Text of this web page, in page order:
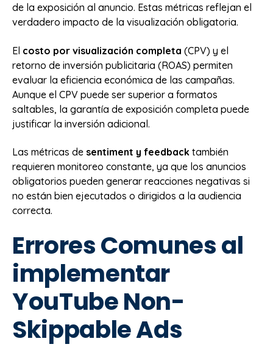
de la exposición al anuncio. Estas métricas reflejan el
verdadero impacto de la visualización obligatoria.
El costo por visualización completa (CPV) y el
retorno de inversión publicitaria (ROAS) permiten
evaluar la eficiencia económica de las campañas.
Aunque el CPV puede ser superior a formatos
saltables, la garantía de exposición completa puede
justificar la inversión adicional.
Las métricas de sentiment y feedback también
requieren monitoreo constante, ya que los anuncios
obligatorios pueden generar reacciones negativas si
no están bien ejecutados o dirigidos a la audiencia
correcta.
Errores Comunes al
implementar
YouTube Non-
Skippable Ads